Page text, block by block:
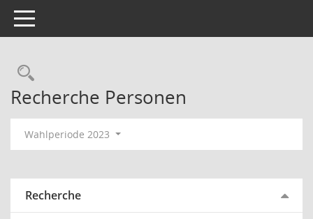
Toggle navigation
Rechercheauswahl
Recherche Personen
Wahlperiode 2023
Recherche